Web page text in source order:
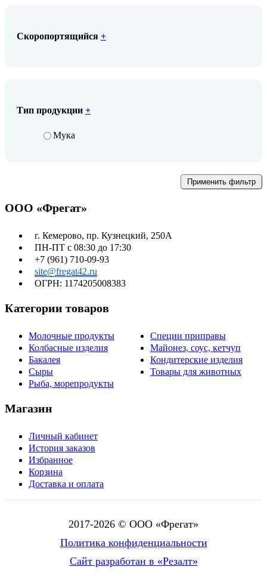
Скоропортящийся +
Тип продукции +
Мука
Применить фильтр
ООО «Фрегат»
г. Кемерово, пр. Кузнецкий, 250А
ПН-ПТ с 08:30 до 17:30
+7 (961) 710-09-93
site@fregat42.ru
ОГРН: 1174205008383
Категории товаров
Молочные продукты
Колбасные изделия
Бакалея
Сыры
Рыба, морепродукты
Специи приправы
Майонез, соус, кетчуп
Кондитерские изделия
Товары для животных
Магазин
Личный кабинет
История заказов
Избранное
Корзина
Доставка и оплата
2017-2026 © ООО «Фрегат»
Политика конфиденциальности
Сайт разработан в «Резалт»